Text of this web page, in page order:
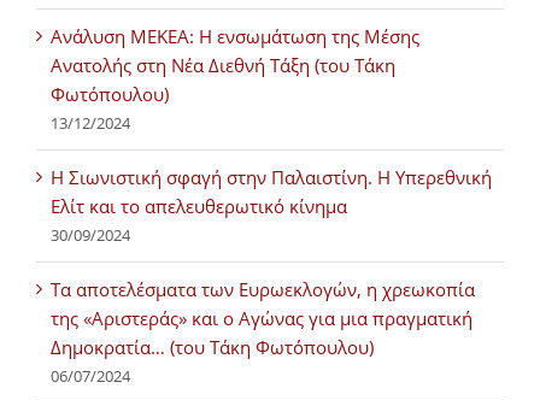
Ανάλυση ΜΕΚΕΑ: Η ενσωμάτωση της Μέσης
Ανατολής στη Νέα Διεθνή Τάξη (του Τάκη
Φωτόπουλου)
13/12/2024
Η Σιωνιστική σφαγή στην Παλαιστίνη. Η Υπερεθνική
Ελίτ και το απελευθερωτικό κίνημα
30/09/2024
Τα αποτελέσματα των Ευρωεκλογών, η χρεωκοπία
της «Αριστεράς» και ο Αγώνας για μια πραγματική
Δημοκρατία… (του Τάκη Φωτόπουλου)
06/07/2024